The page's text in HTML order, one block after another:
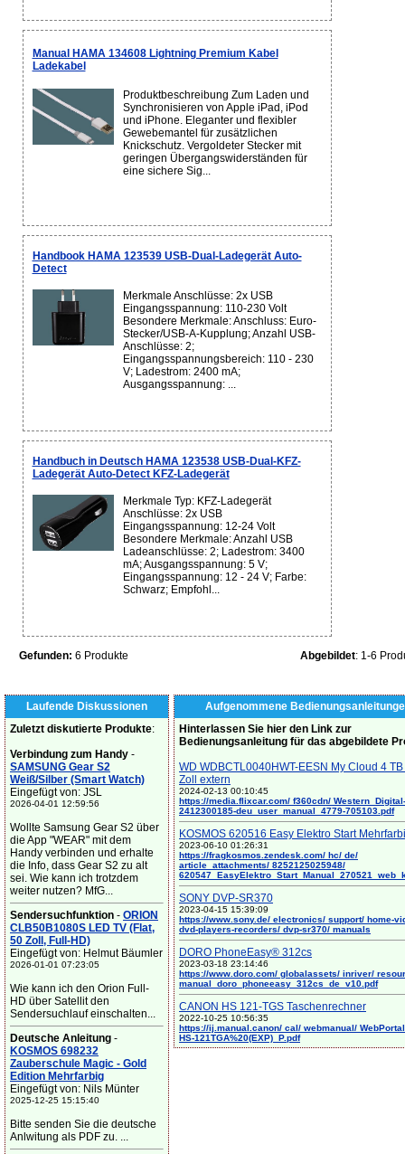
Manual HAMA 134608 Lightning Premium Kabel
Ladekabel
Produktbeschreibung Zum Laden und
Synchronisieren von Apple iPad, iPod
und iPhone. Eleganter und flexibler
Gewebemantel für zusätzlichen
Knickschutz. Vergoldeter Stecker mit
geringen Übergangswiderständen für
eine sichere Sig...
Handbook HAMA 123539 USB-Dual-Ladegerät Auto-
Detect
Merkmale Anschlüsse: 2x USB
Eingangsspannung: 110-230 Volt
Besondere Merkmale: Anschluss: Euro-
Stecker/USB-A-Kupplung; Anzahl USB-
Anschlüsse: 2;
Eingangsspannungsbereich: 110 - 230
V; Ladestrom: 2400 mA;
Ausgangsspannung: ...
Handbuch in Deutsch HAMA 123538 USB-Dual-KFZ-
Ladegerät Auto-Detect KFZ-Ladegerät
Merkmale Typ: KFZ-Ladegerät
Anschlüsse: 2x USB
Eingangsspannung: 12-24 Volt
Besondere Merkmale: Anzahl USB
Ladeanschlüsse: 2; Ladestrom: 3400
mA; Ausgangsspannung: 5 V;
Eingangsspannung: 12 - 24 V; Farbe:
Schwarz; Empfohl...
Gefunden: 6 Produkte Abgebildet: 1-6
Laufende Diskussionen
Zuletzt diskutierte Produkte:
Verbindung zum Handy -
SAMSUNG Gear S2
Weiß/Silber (Smart Watch)
Eingefügt von: JSL
2026-04-01 12:59:56
Wollte Samsung Gear S2 über
die App "WEAR" mit dem
Handy verbinden und erhalte
die Info, dass Gear S2 zu alt
sei. Wie kann ich trotzdem
weiter nutzen? MfG...
Sendersuchfunktion - ORION
CLB50B1080S LED TV (Flat,
50 Zoll, Full-HD)
Eingefügt von: Helmut Bäumler
2026-01-01 07:23:05
Wie kann ich den Orion Full-
HD über Satellit den
Sendersuchlauf einschalten...
Deutsche Anleitung -
KOSMOS 698232
Zauberschule Magic - Gold
Edition Mehrfarbig
Eingefügt von: Nils Münter
2025-12-25 15:15:40
Bitte senden Sie die deutsche
Anlwitung als PDF zu. ...
Aufgenommene
Hinterlassen Sie hier den Link zur
Bedienungsanleitung für das abgebildete
WD WDBCTL0040HWT-EESN My Cloud 4
Zoll extern
2024-02-13 00:10:45
https://media.flixcar.com/ f360cdn/ Western_Digital-
2412300185-deu_user_manual_4779-705103.pdf
KOSMOS 620516 Easy Elektro Start
2023-06-10 01:26:31
https://fragkosmos.zendesk.com/ hc/ de/
article_attachments/ 8252125025948/
SONY DVP-SR370
2023-04-15 15:39:09
https://www.sony.de/ electronics/ support/ home-
dvd-players-recorders/ dvp-sr370/ manuals
DORO PhoneEasy® 312cs
2023-03-18 23:14:46
https://www.doro.com/ globalassets/ inriver/
manual_doro_phoneeasy_312cs_de_v10.pdf
CANON HS 121-TGS Taschenrechner
2022-10-25 10:56:35
https://ij.manual.canon/ cal/ webmanual/
HS-121TGA%20(EXP)_P.pdf